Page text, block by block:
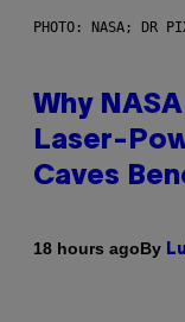
PHOTO: NASA; DR
Why
Laser-
Caves
18 hours agoBy